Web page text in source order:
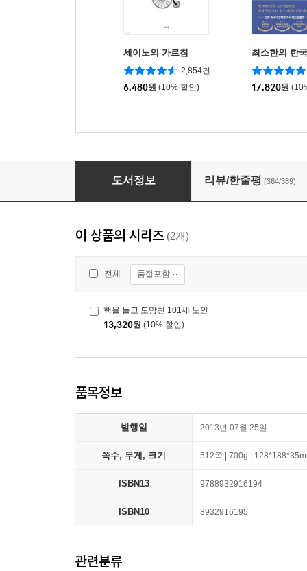
세이노의 가르침
2,854건
6,480원 (10% 할인)
최소한의 한
17,820원
창문 넘어 도망친 100세 노인
도서정보 리뷰/한줄평 (364/389)
이 상품의 시리즈 (2개)
전체 품절포함
핵을 들고 도망친 101세 노인
13,320원 (10% 할인)
품목정보
발행일 2013년 07월 25일
쪽수, 무게, 크기 512쪽 | 700g |
ISBN13 9788932916194
ISBN10 8932916195
관련분류